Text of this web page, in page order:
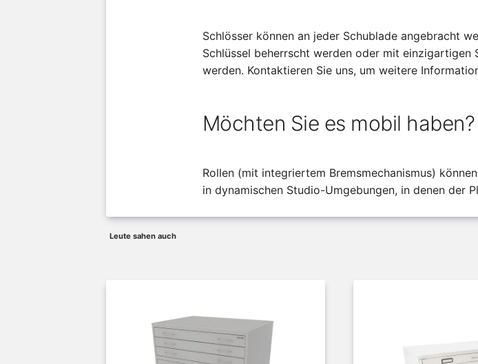
Schlösser können an jeder Schublade angebracht
Schlüssel beherrscht werden oder mit einzigartigen
werden. Kontaktieren Sie uns, um weitere
Möchten Sie es mobil haben?
Rollen (mit integriertem Bremsmechanismus)
in dynamischen Studio-Umgebungen, in denen der
Leute sahen auch